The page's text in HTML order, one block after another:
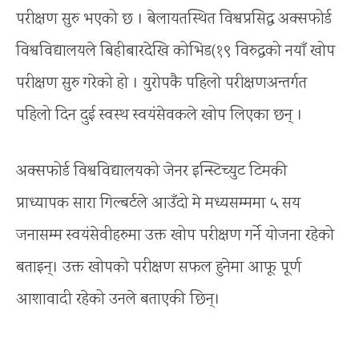
परीक्षण सुरु भएको छ । बेलायतस्थित विश्वप्रसिद्ध अक्सफोर्ड
विश्वविद्यालयले बिहीबारदेखि कोभिड(१९ विरुद्धको नयाँ खोप
परीक्षण सुरु गरेको हो । युरोपकै पहिलो परीक्षणअन्तर्गत
पहिलो दिन दुई स्वस्थ स्वयंसेवकले खोप लिएका छन् ।
अक्सफोर्ड विश्वविद्यालयको जेनर इन्स्टिच्‍युट टिमकी
प्राध्यापक सारा गिल्बर्टले आउँदो मे मध्यसम्ममा ५ सय
जनासम्म स्वयंसेवीहरुमा उक्त खोप परीक्षण गर्ने योजना रहेको
बताइन्। उक्त खोपको परीक्षण सफल हुनेमा आफू पूर्ण
आशावादी रहेको उनले बताएकी छिन्।